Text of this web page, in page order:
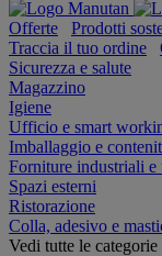
Offerte Prodotti
Traccia il tuo ordine
Sicurezza e salute
Magazzino
Igiene
Ufficio e smart
Imballaggio e
Forniture industriali e
Spazi esterni
Ristorazione
Colla, adesivo e
Vedi tutte le categorie